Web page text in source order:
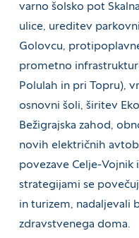
varno šolsko pot
ulice, ureditev
Golovcu,
prometno
Polulah in pri Topru),
osnovni šoli, širitev
Bežigrajska zahod,
novih električnih
povezave Celje-Vojnik
strategijami se
in turizem, nadaljevali
zdravstvenega doma.